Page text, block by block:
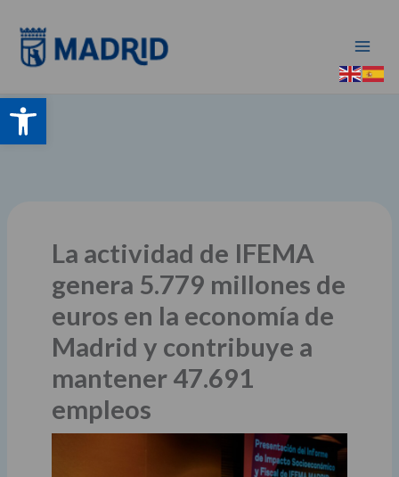
Abrir barra de herramientas
contenido
La actividad de IFEMA
genera 5.779 millones de
euros en la economía de
Madrid y contribuye a
mantener 47.691
empleos